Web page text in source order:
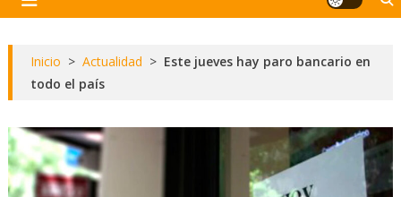
Inicio > Actualidad > Este jueves hay paro bancario en
todo el país